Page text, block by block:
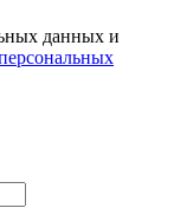
данных и